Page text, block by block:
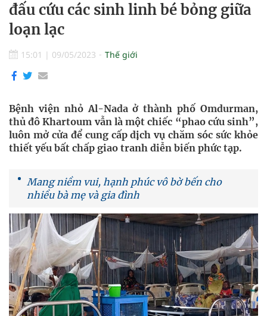
đấu cứu các sinh linh bé bỏng giữa
loạn lạc
15:01 | 09/05/2023 Thế giới
Bệnh viện nhỏ Al-Nada ở thành phố Omdurman,
thủ đô Khartoum vẫn là một chiếc “phao cứu sinh”,
luôn mở cửa để cung cấp dịch vụ chăm sóc sức khỏe
thiết yếu bất chấp giao tranh diễn biến phức tạp.
Mang niềm vui, hạnh phúc vô bờ bến cho
nhiều bà mẹ và gia đình